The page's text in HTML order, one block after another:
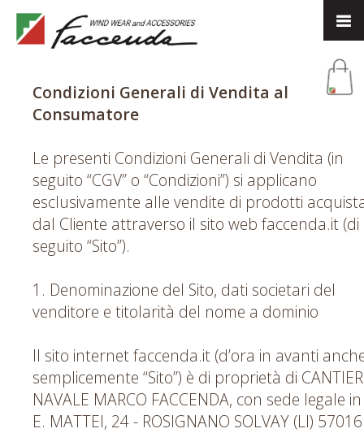
Condizioni Generali di Vendita al
Consumatore
Le presenti Condizioni Generali di Vendita (in
seguito “CGV” o “Condizioni”) si applicano
esclusivamente alle vendite di prodotti
dal Cliente attraverso il sito web faccenda.it (di
seguito “Sito”).
1. Denominazione del Sito, dati societari del
venditore e titolarità del nome a dominio
Il sito internet faccenda.it (d’ora in avanti
semplicemente “Sito”) è di proprietà di
NAVALE MARCO FACCENDA, con sede legale
E. MATTEI, 24 - ROSIGNANO SOLVAY (LI)